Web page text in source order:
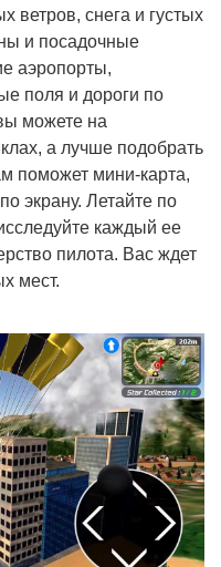
ветров, снега и густых
и посадочные
аэропорты,
поля и дороги по
можете на
а лучше подобрать
поможет мини-карта,
экрану. Летайте по
каждый ее
пилота. Вас ждет
мест.